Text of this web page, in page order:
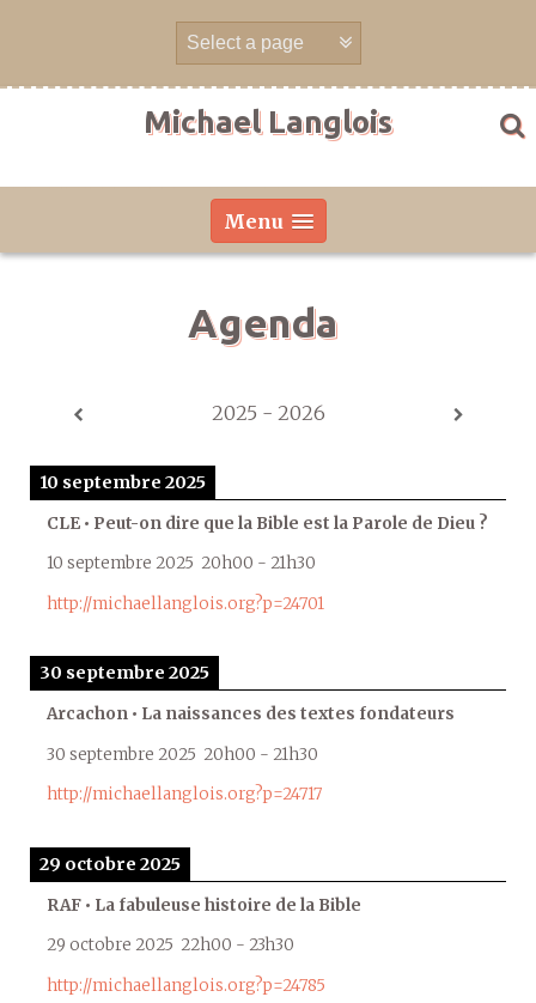
Michael Langlois
Menu
Agenda
2025 - 2026
10 septembre 2025
CLE • Peut-on dire que la Bible est la Parole de Dieu ?
10 septembre 2025 20h00 - 21h30
http://michaellanglois.org?p=24701
30 septembre 2025
Arcachon • La naissances des textes fondateurs
30 septembre 2025 20h00 - 21h30
http://michaellanglois.org?p=24717
29 octobre 2025
RAF • La fabuleuse histoire de la Bible
29 octobre 2025 22h00 - 23h30
http://michaellanglois.org?p=24785